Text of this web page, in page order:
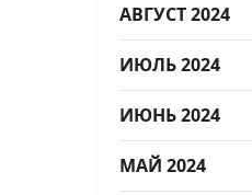
АВГУСТ 2024
ИЮЛЬ 2024
ИЮНЬ 2024
МАЙ 2024